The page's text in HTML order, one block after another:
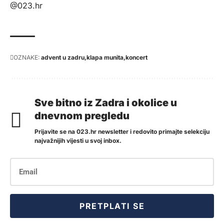
@023.hr
OZNAKE: advent u zadru klapa munita koncert
Sve bitno iz Zadra i okolice u
dnevnom pregledu
Prijavite se na 023.hr newsletter i redovito primajte selekciju
najvažnijih vijesti u svoj inbox.
PRETPLATI SE